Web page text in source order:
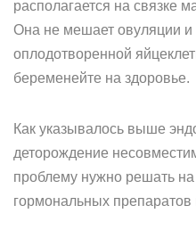
располагается на связке
Она не мешает овуляции
оплодотворенной
беременейте на здоровье.
Как указывалось выше
деторождение
проблему нужно решать
гормональных